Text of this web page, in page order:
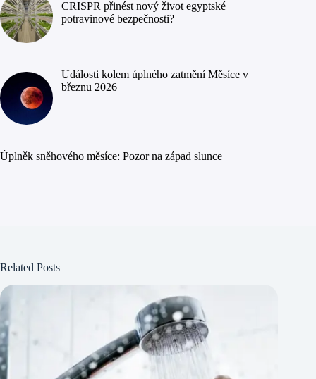
CRISPR přinést nový život egyptské
potravinové bezpečnosti?
Události kolem úplného zatmění Měsíce v
březnu 2026
Úplněk sněhového měsíce: Pozor na západ slunce
Related Posts